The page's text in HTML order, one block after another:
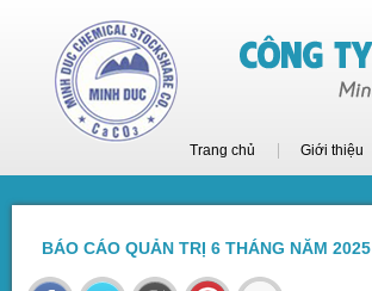
Trang chủ Giới thiệu
BÁO CÁO QUẢN TRỊ 6 THÁNG NĂM 2025